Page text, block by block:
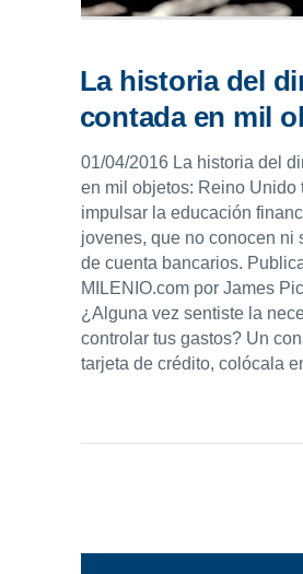
La historia del
contada en mil
01/04/2016 La historia del
en mil objetos: Reino Unido
impulsar la educación
jovenes, que no conocen ni
de cuenta bancarios.
MILENIO.com por James
¿Alguna vez sentiste la
controlar tus gastos? Un
tarjeta de crédito, colócala